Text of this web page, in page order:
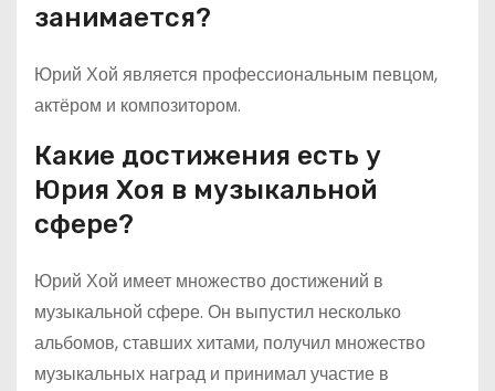
занимается?
Юрий Хой является профессиональным певцом,
актёром и композитором.
Какие достижения есть у
Юрия Хоя в музыкальной
сфере?
Юрий Хой имеет множество достижений в
музыкальной сфере. Он выпустил несколько
альбомов, ставших хитами, получил множество
музыкальных наград и принимал участие в